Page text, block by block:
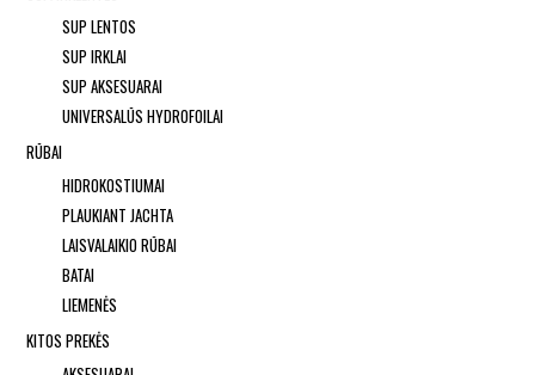
SUP LENTOS
SUP IRKLAI
SUP AKSESUARAI
UNIVERSALŪS HYDROFOILAI
RŪBAI
HIDROKOSTIUMAI
PLAUKIANT JACHTA
LAISVALAIKIO RŪBAI
BATAI
LIEMENĖS
KITOS PREKĖS